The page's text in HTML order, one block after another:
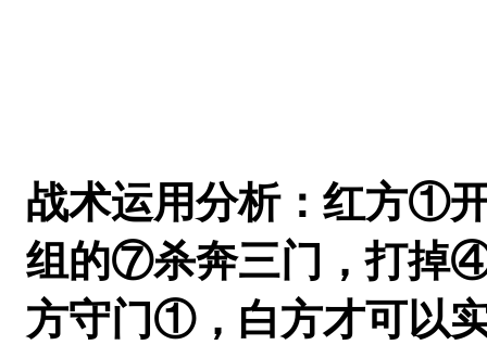
战术运用分析：红方①
组的⑦杀奔三门，打掉
方守门①，白方才可以